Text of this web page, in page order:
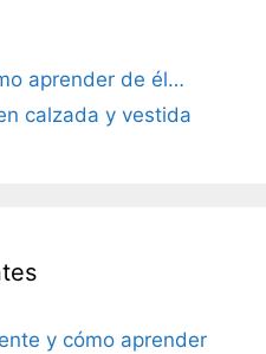
aprender de él…
calzada y vestida
y cómo aprender